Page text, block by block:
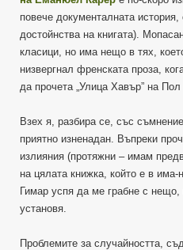
повече документалната история,
достойнства на книгата).
класици, но има нещо в тях,
низвергнал френската проза,
да прочета „Улица Хавър” на Пол
Взех я, разбира се, със
приятно изненадан. Въпреки
излияния (протяжни – имам
на цялата книжка, който е в
Гимар успя да ме грабне с нещо,
установя.
Проблемите за случайността,